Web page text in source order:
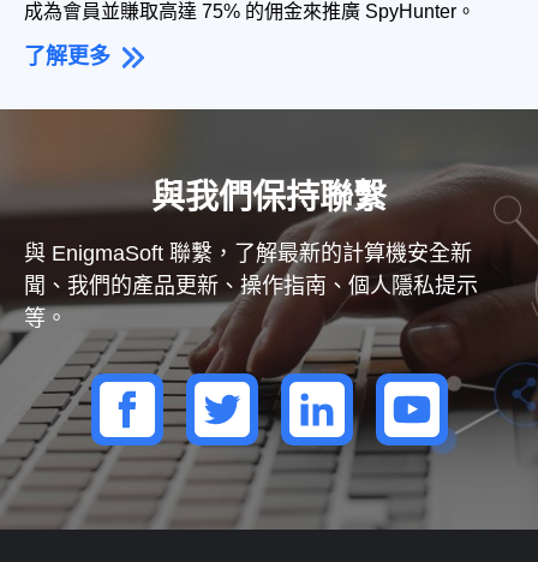
成為會員並賺取高達 75% 的佣金來推廣 SpyHunter。
了解更多
與我們保持聯繫
與 EnigmaSoft 聯繫，了解最新的計算機安全新
聞、我們的產品更新、操作指南、個人隱私提示
等。